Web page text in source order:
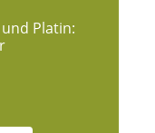
Platin: